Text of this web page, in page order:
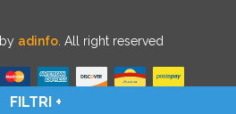
FILTRI +
by adinfo. All right reserved